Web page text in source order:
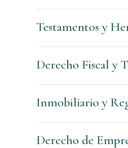
Testamentos y
Derecho Fiscal y
Inmobiliario y
Derecho de